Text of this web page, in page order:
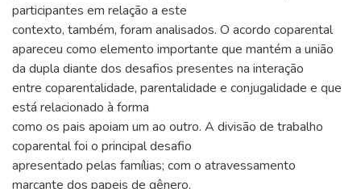
participantes em relação a este
contexto, também, foram analisados. O acordo coparental
apareceu como elemento importante que mantém a união
da dupla diante dos desafios presentes na interação
entre coparentalidade, parentalidade e conjugalidade e que
está relacionado à forma
como os pais apoiam um ao outro. A divisão de trabalho
coparental foi o principal desafio
apresentado pelas famílias; com o atravessamento
marcante dos papeis de gênero,